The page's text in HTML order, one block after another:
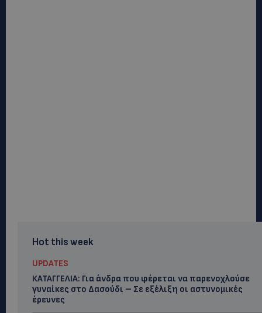
Hot this week
UPDATES
ΚΑΤΑΓΓΕΛΙΑ: Για άνδρα που φέρεται να παρενοχλούσε
γυναίκες στο Δασούδι – Σε εξέλιξη οι αστυνομικές
έρευνες